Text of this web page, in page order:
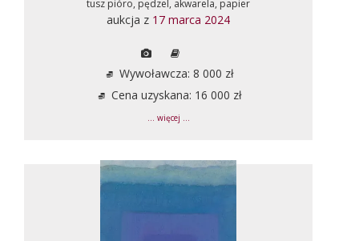
tusz pióro, pędzel, akwarela, papier
aukcja z 17 marca 2024
Wywoławcza: 8 000 zł
Cena uzyskana: 16 000 zł
... więcej ...